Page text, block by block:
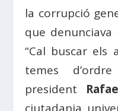
la corrupció
que denunciava
“Cal buscar els
temes
president